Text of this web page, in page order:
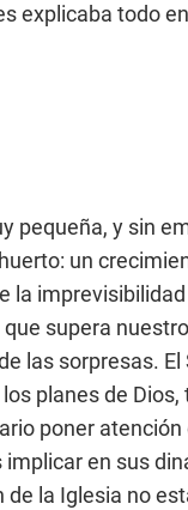
explicaba todo
pequeña, y sin
un
la
supera
las sorpresas. El
planes de Dios,
poner atención
en sus
la Iglesia no